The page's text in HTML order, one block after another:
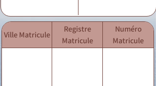
Ville Matricule
Registre
Matricule
Numéro
Matricule